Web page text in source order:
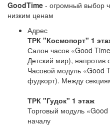
GoodTime - огромный выбор
низким ценам
Адрес
ТРК "Космопорт" 1
Салон часов «Good
Детский мир), напротив
Часовой модуль «Good
фудкорт). Между
ТРК "Гудок" 1 этаж
Торговый модуль
началу